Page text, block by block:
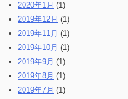
2020年1月 (1)
2019年12月 (1)
2019年11月 (1)
2019年10月 (1)
2019年9月 (1)
2019年8月 (1)
2019年7月 (1)